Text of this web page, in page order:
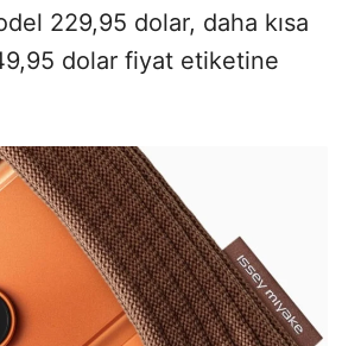
229,95 dolar, daha kısa
dolar fiyat etiketine